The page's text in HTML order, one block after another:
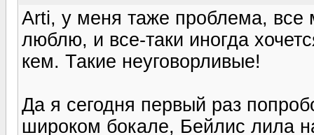
Arti, у меня таже проблема, все
люблю, и все-таки иногда
кем. Такие неуговорливые!
Да я сегодня первый раз
широком бокале, Бейлис лила